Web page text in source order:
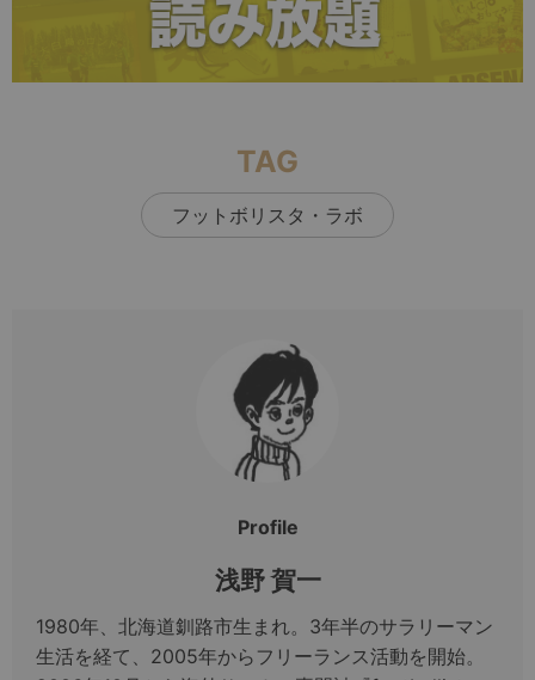
TAG
フットボリスタ・ラボ
Profile
浅野 賀一
1980年、北海道釧路市生まれ。3年半のサラリーマン
生活を経て、2005年からフリーランス活動を開始。